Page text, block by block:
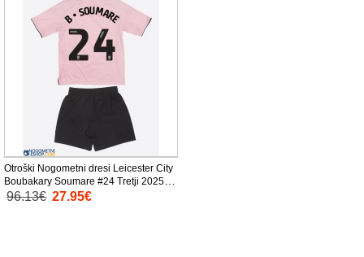
Otroški Nogometni dresi Leicester City
Boubakary Soumare #24 Tretji 2025-
26 Kratek Rokav (+ Kratke hlače)
96.13€ 27.95€